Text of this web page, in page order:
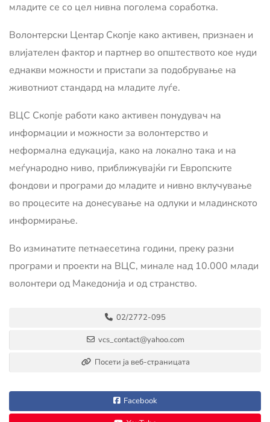
младите се со цел нивна поголема соработка.
Волонтерски Центар Скопје како активен, признаен и
влијателен фактор и партнер во општеството кое нуди
еднакви можности и пристапи за подобрување на
животниот стандард на младите луѓе.
ВЦС Скопје работи како активен понудувач на
информации и можности за волонтерство и
неформална едукација, како на локално така и на
меѓународно ниво, приближувајќи ги Европските
фондови и програми до младите и нивно вклучување
во процесите на донесување на одлуки и младинското
информирање.
Во изминатите петнаесетина години, преку разни
програми и проекти на ВЦС, минале над 10.000 млади
волонтери од Македонија и од странство.
02/2772-095
vcs_contact@yahoo.com
Посети ја веб-страницата
Facebook